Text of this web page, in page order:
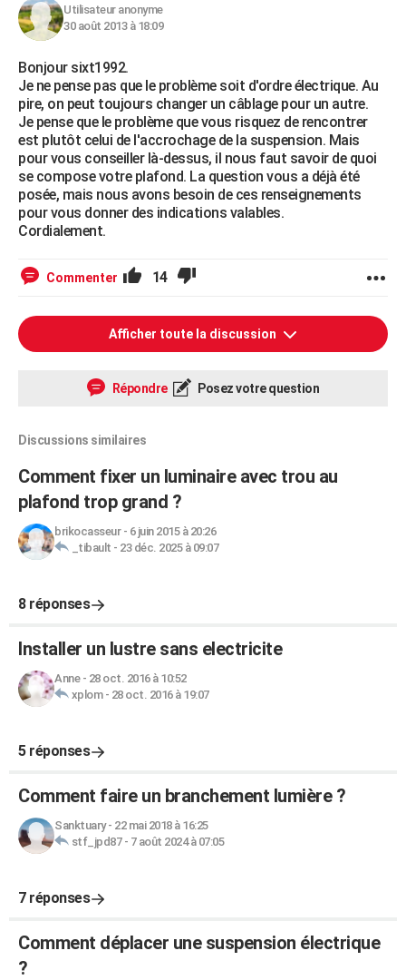
Utilisateur anonyme
30 août 2013 à 18:09
Bonjour sixt1992.
Je ne pense pas que le problème soit d'ordre électrique. Au
pire, on peut toujours changer un câblage pour un autre.
Je pense que le problème que vous risquez de rencontrer
est plutôt celui de l'accrochage de la suspension. Mais
pour vous conseiller là-dessus, il nous faut savoir de quoi
se compose votre plafond. La question vous a déjà été
posée, mais nous avons besoin de ces renseignements
pour vous donner des indications valables.
Cordialement.
Commenter 14
Afficher toute la discussion
Répondre Posez votre question
Discussions similaires
Comment fixer un luminaire avec trou au
plafond trop grand ?
brikocasseur- 6 juin 2015 à 20:26
_tibault - 23 déc. 2025 à 09:07
8 réponses
Installer un lustre sans electricite
Anne- 28 oct. 2016 à 10:52
xplom- 28 oct. 2016 à 19:07
5 réponses
Comment faire un branchement lumière ?
Sanktuary- 22 mai 2018 à 16:25
stf_jpd87- 7 août 2024 à 07:05
7 réponses
Comment déplacer une suspension électrique
?